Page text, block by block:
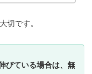
切です。
びている場合は、無